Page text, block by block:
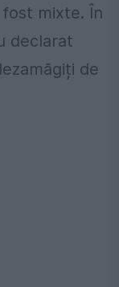
mixte. În
declarat
de